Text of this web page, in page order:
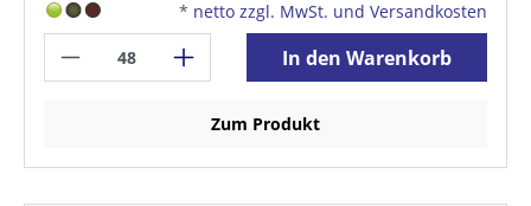
* netto zzgl. MwSt. und Versandkosten
In den Warenkorb
Zum Produkt